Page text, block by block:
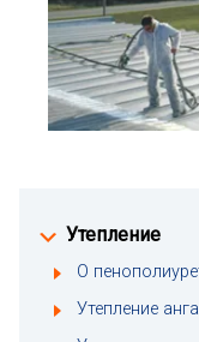
Утепление
О
Утепление